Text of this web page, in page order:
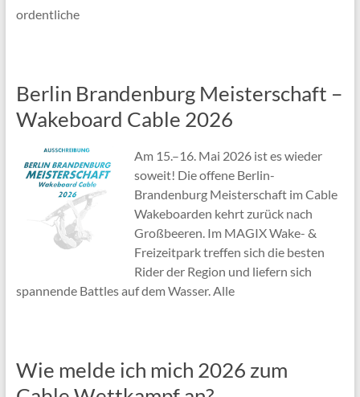
ordentliche
Berlin Brandenburg Meisterschaft –
Wakeboard Cable 2026
Am 15.–16. Mai 2026 ist es wieder
soweit! Die offene Berlin-
Brandenburg Meisterschaft im Cable
Wakeboarden kehrt zurück nach
Großbeeren. Im MAGIX Wake- &
Freizeitpark treffen sich die besten
Rider der Region und liefern sich
spannende Battles auf dem Wasser. Alle
Wie melde ich mich 2026 zum